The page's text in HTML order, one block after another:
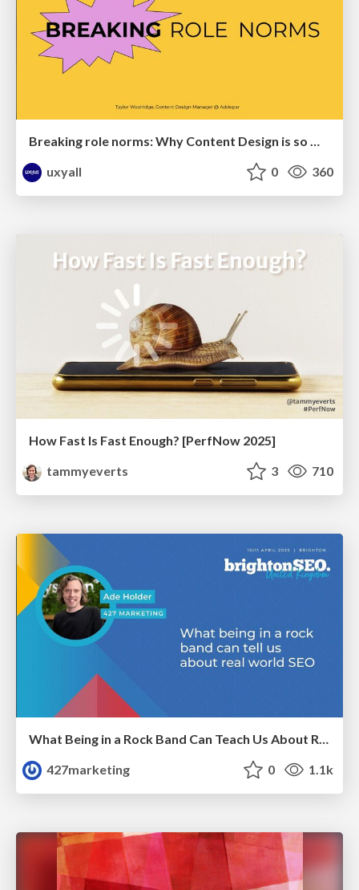
Breaking role norms: Why Content Design is so much more than writing copy - Taylor Woolridge
uxyall
0 360
How Fast Is Fast Enough? [PerfNow 2025]
tammyeverts
3 710
What Being in a Rock Band Can Teach Us About Real World SEO
427marketing
0 1.1k